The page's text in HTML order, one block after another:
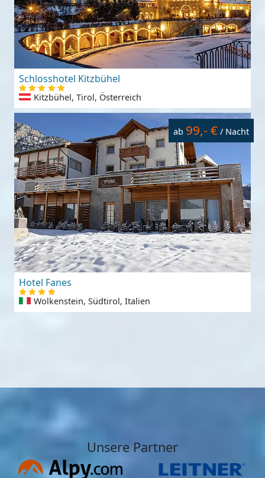
Schlosshotel Kitzbühel
Kitzbühel, Tirol, Österreich
ab 99,- € / Nacht
Hotel Fanes
Wolkenstein, Südtirol, Italien
Unsere Partner